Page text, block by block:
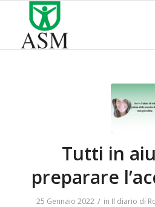
Tutti in
preparare
25 Gennaio 2022 / in Il diario di